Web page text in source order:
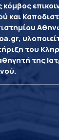
κόμβος
και
του
της